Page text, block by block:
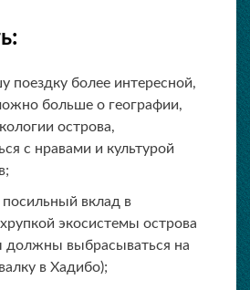
поездку более интересной,
больше о географии,
острова,
с нравами и культурой
посильный вклад в
экосистемы острова
должны выбрасываться на
в Хадибо);